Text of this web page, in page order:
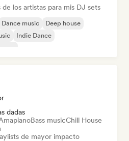
los artistas para mis DJ sets
Dance music
Deep house
Indie Dance
dadas
Bass musicChill House
de mayor impacto